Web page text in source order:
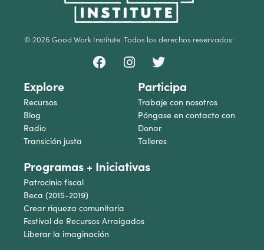
© 2026 Good Work Institute. Todos los derechos reservados.
Explore
Recursos
Blog
Radio
Transición justa
Participa
Trabaje con nosotros
Póngase en contacto con
Donar
Talleres
Programas + Iniciativas
Patrocinio fiscal
Beca (2015-2019)
Crear riqueza comunitaria
Festival de Recursos Arraigados
Liberar la imaginación